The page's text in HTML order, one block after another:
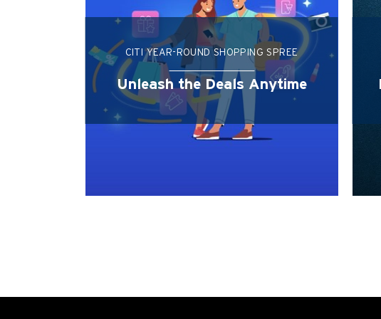
CITI YEAR-ROUND SHOPPING SPREE
Unleash the Deals Anytime